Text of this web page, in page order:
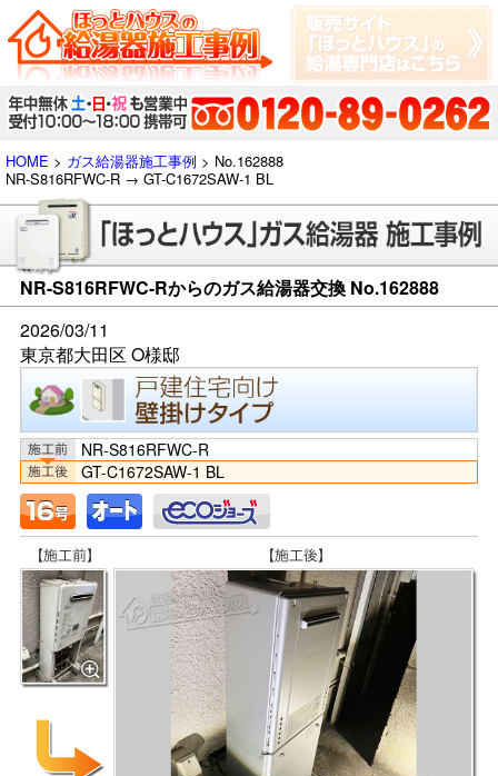
HOME > ガス給湯器施工事例 > No.162888
NR-S816RFWC-R → GT-C1672SAW-1 BL
NR-S816RFWC-Rからのガス給湯器交換 No.162888
2026/03/11
東京都大田区 O様邸
NR-S816RFWC-R
GT-C1672SAW-1 BL